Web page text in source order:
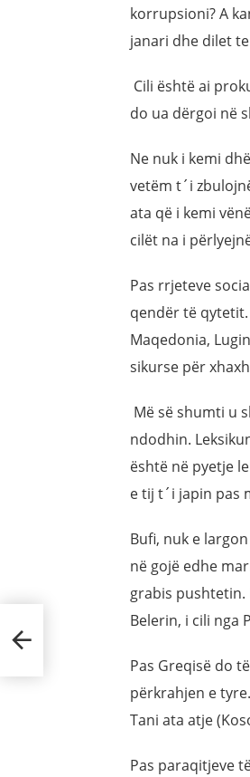
korrupsioni? A
janari dhe dilet
Cili është ai
do ua dërgoi në
Ne nuk i kemi
vetëm t´i
ata që i kemi
cilët na i
Pas rrjeteve
qendër të
Maqedonia,
sikurse për
Më së shumti u
ndodhin.
është në pyetje
e tij t´i japin pas
Bufi, nuk e
në gojë edhe
grabis pushtetin.
Belerin, i cili nga
Pas Greqisë do
përkrahjen e
Tani ata atje
Pas paraqitjeve